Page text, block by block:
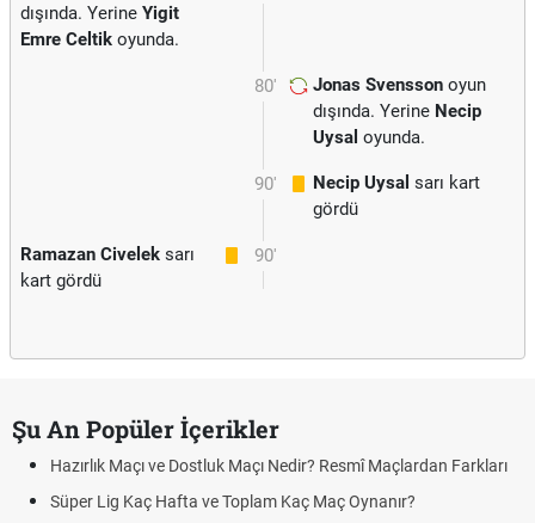
dışında. Yerine Yigit
Emre Celtik oyunda.
80' Jonas Svensson oyun
dışında. Yerine Necip
Uysal oyunda.
90' Necip Uysal sarı kart
gördü
90'
Ramazan Civelek sarı
kart gördü
Şu An Popüler İçerikler
Hazırlık Maçı ve Dostluk Maçı Nedir? Resmî Maçlardan Farkları
Süper Lig Kaç Hafta ve Toplam Kaç Maç Oynanır?